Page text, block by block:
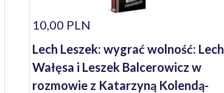
10,00 PLN
Lech Leszek: wygrać wolność: Lech
Wałęsa i Leszek Balcerowicz w
rozmowie z Katarzyną Kolendą-